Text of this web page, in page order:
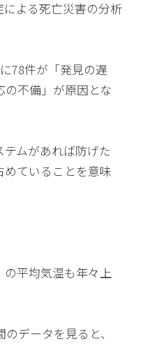
よる死亡災害の分析
78件が「発見の遅
の不備」が原因とな
ムがあれば防げた
ていることを意味
の平均気温も年々上
データを見ると、